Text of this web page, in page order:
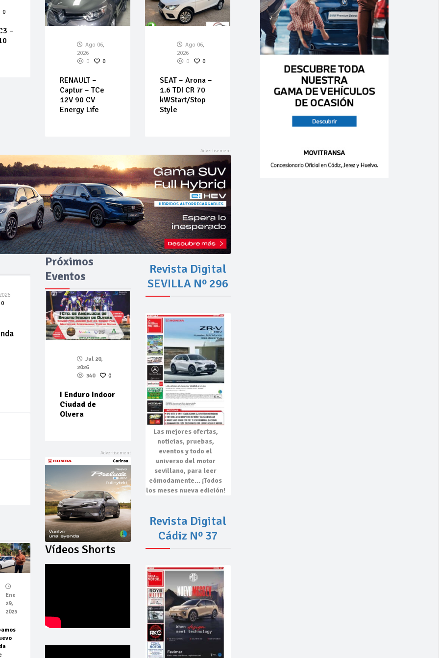
0
–
Ago 06,
2026
0
0
RENAULT –
Captur – TCe
12V 90 CV
Energy Life
Ago 06,
2026
0
0
SEAT – Arona –
1.6 TDI CR 70
kWStart/Stop
Style
0
Ene
29,
2025
Próximos
Eventos
Jul 20,
2026
340
0
I Enduro Indoor
Ciudad de
Olvera
Vídeos Shorts
Revista Digital
SEVILLA Nº 296
Las mejores ofertas,
noticias, pruebas,
eventosy todo el
universo del motor
sevillano, para leer
cómodamente… ¡Todos
los meses nueva edición!
Revista Digital
Cádiz Nº 37